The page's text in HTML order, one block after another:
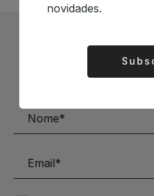
novidades.